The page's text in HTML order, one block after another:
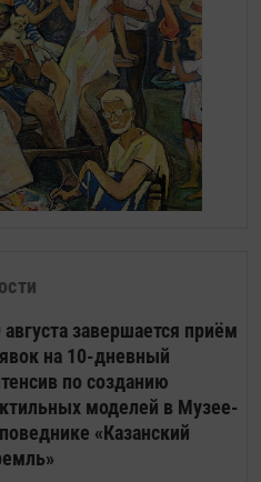
августа завершается приём
на 10-дневный
по созданию
моделей в Музее-
«Казанский